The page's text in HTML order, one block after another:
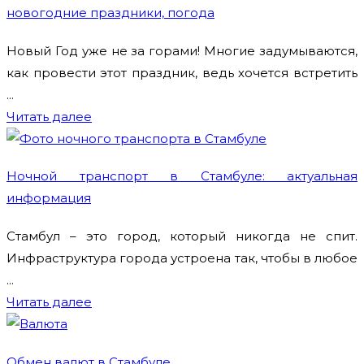
новогодние праздники, погода
Новый Год уже не за горами! Многие задумываются,
как провести этот праздник, ведь хочется встретить
...
Читать далее
Ночной транспорт в Стамбуле: актуальная
информация
Стамбул – это город, который никогда не спит.
Инфраструктура города устроена так, чтобы в любое
...
Читать далее